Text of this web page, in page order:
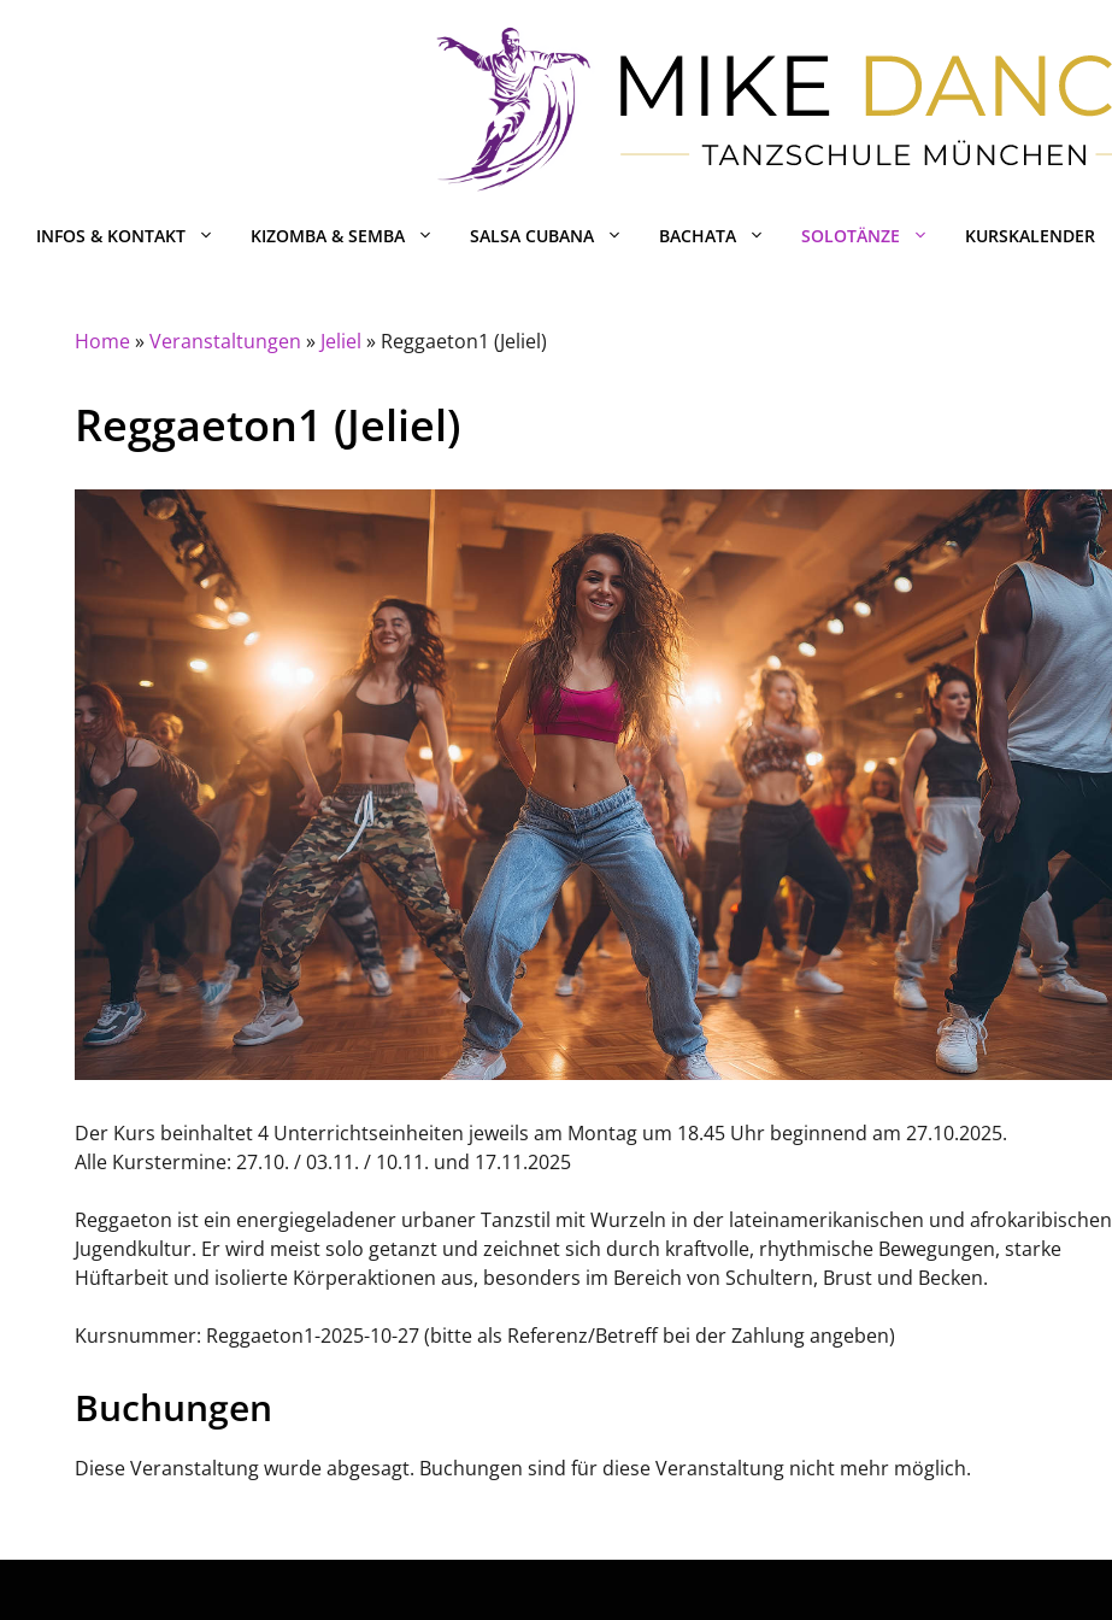
INFOS & KONTAKT KIZOMBA & SEMBA SALSA CUBANA BACHATA SOLOTÄNZE KURSKALENDER
Home»Veranstaltungen » Jeliel » Reggaeton1 (Jeliel)
Reggaeton1 (Jeliel)
Der Kurs beinhaltet 4 Unterrichtseinheiten jeweils am Montag um 18.45 Uhr beginnend am 27.10.2025.
Alle Kurstermine: 27.10. / 03.11. / 10.11. und 17.11.2025
Reggaeton ist ein energiegeladener urbaner Tanzstil mit Wurzeln in der lateinamerikanischen und afrokaribischen
Jugendkultur. Er wird meist solo getanzt und zeichnet sich durch kraftvolle, rhythmische Bewegungen, starke
Hüftarbeit und isolierte Körperaktionen aus, besonders im Bereich von Schultern, Brust und Becken.
Kursnummer: Reggaeton1-2025-10-27 (bitte als Referenz/Betreff bei der Zahlung angeben)
Buchungen
Diese Veranstaltung wurde abgesagt. Buchungen sind für diese Veranstaltung nicht mehr möglich.